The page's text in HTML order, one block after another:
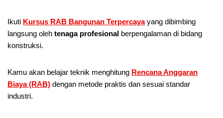
Ikuti Kursus RAB Bangunan Terpercayayang dibimbing
langsung oleh tenaga profesional berpengalaman di bidang
konstruksi.
Kamu akan belajar teknik menghitung Rencana Anggaran
Biaya (RAB) dengan metode praktis dan sesuai standar
industri.